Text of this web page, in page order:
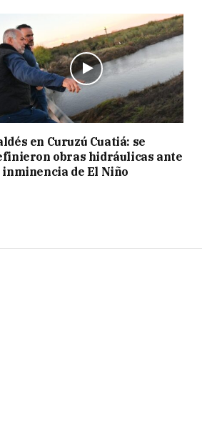
en Curuzú Cuatiá: se
obras hidráulicas ante
inminencia de El Niño